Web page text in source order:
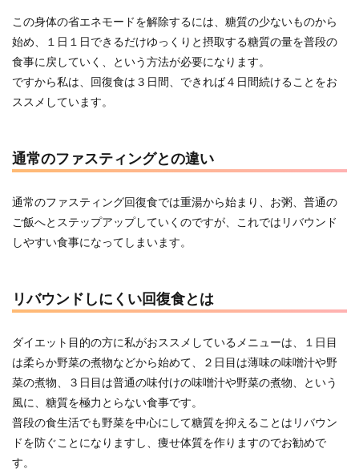
この身体の省エネモードを解除するには、糖質の少ないものから
始め、１日１日できるだけゆっくりと摂取する糖質の量を普段の
食事に戻していく、という方法が必要になります。
ですから私は、回復食は３日間、できれば４日間続けることをお
ススメしています。
通常のファスティングとの違い
通常のファスティング回復食では重湯から始まり、お粥、普通の
ご飯へとステップアップしていくのですが、これではリバウンド
しやすい食事になってしまいます。
リバウンドしにくい回復食とは
ダイエット目的の方に私がおススメしているメニューは、１日目
は柔らか野菜の煮物などから始めて、２日目は薄味の味噌汁や野
菜の煮物、３日目は普通の味付けの味噌汁や野菜の煮物、という
風に、糖質を極力とらない食事です。
普段の食生活でも野菜を中心にして糖質を抑えることはリバウン
ドを防ぐことになりますし、痩せ体質を作りますのでお勧めで
す。